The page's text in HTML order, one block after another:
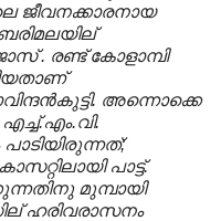
ജീവനക്കാരനായ
. രണ്ട് കോളാമ്പി
അന്നൊക്കെ
പാട്ട്.
മുമ്പായി
ഹരിവരാസനം